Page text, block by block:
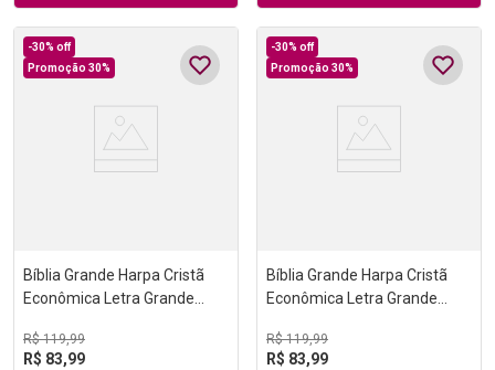
-30% off
Promoção 30%
Bíblia Grande Harpa Cristã
Econômica Letra Grande
R$ 119,99
R$ 83,99
-30% off
Promoção 30%
Bíblia Grande Harpa Cristã
Econômica Letra Grande
R$ 119,99
R$ 83,99